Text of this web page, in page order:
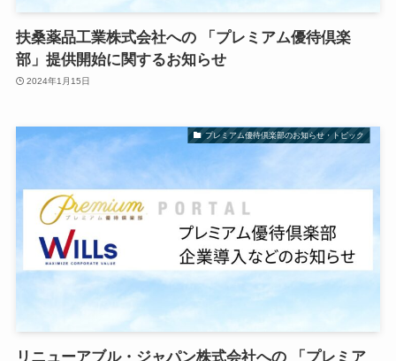
扶桑薬品工業株式会社への 「プレミアム優待倶楽
部」提供開始に関するお知らせ
2024年1月15日
プレミアム優待倶楽部のお知らせ・トピック
リニューアブル・ジャパン株式会社への 「プレミア